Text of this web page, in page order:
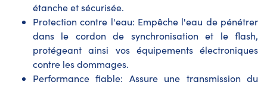
étanche et sécurisée.
Protection contre l'eau: Empêche l'eau de pénétrer
dans le cordon de synchronisation et le flash,
protégeant ainsi vos équipements électroniques
contre les dommages.
Performance fiable: Assure une transmission du